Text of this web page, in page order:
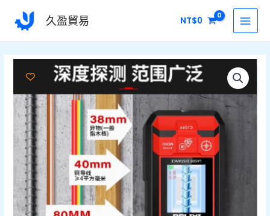
要
久盈貿易 NT$0
價
格
範
圍：
NT$2300
到
NT$4900
測
量
儀
數